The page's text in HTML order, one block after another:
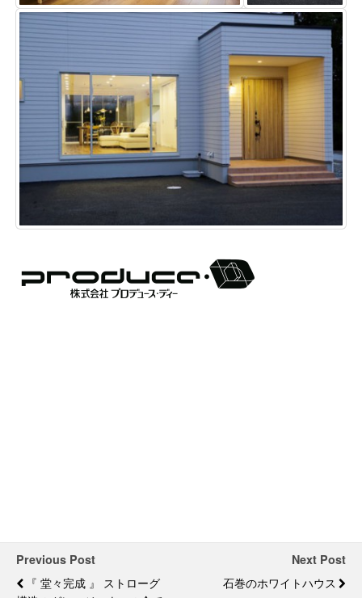
Previous Post
『 堂々完成 』 ストローグ
Next Post
石巻のホワイトハウス